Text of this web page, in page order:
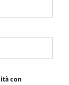
con